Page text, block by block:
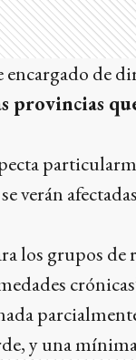
encargado de
provincias
verán
los grupos de
y una